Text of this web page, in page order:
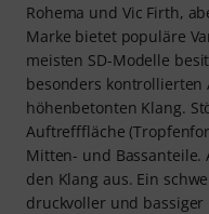
Rohema und Vic Firth,
Marke bietet populäre
meisten SD-Modelle
besonders kontrollierten
höhenbetonten Klang.
Auftrefffläche
Mitten- und Bassanteile.
den Klang aus. Ein
druckvoller und